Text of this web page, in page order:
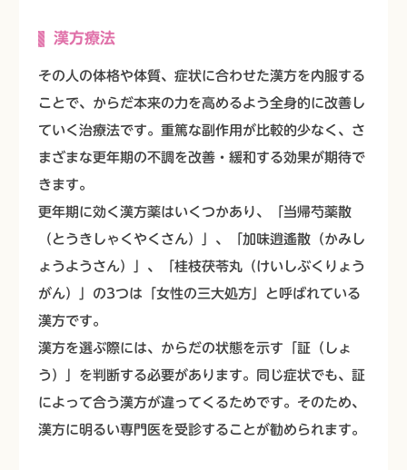
漢方療法
その人の体格や体質、症状に合わせた漢方を内服する
ことで、からだ本来の力を高めるよう全身的に改善し
ていく治療法です。重篤な副作用が比較的少なく、さ
まざまな更年期の不調を改善・緩和する効果が期待で
きます。
更年期に効く漢方薬はいくつかあり、「当帰芍薬散
（とうきしゃくやくさん）」、「加味逍遙散（かみし
ょうようさん）」、「桂枝茯苓丸（けいしぶくりょう
がん）」の3つは「女性の三大処方」と呼ばれている
漢方です。
漢方を選ぶ際には、からだの状態を示す「証（しょ
う）」を判断する必要があります。同じ症状でも、証
によって合う漢方が違ってくるためです。そのため、
漢方に明るい専門医を受診することが勧められます。